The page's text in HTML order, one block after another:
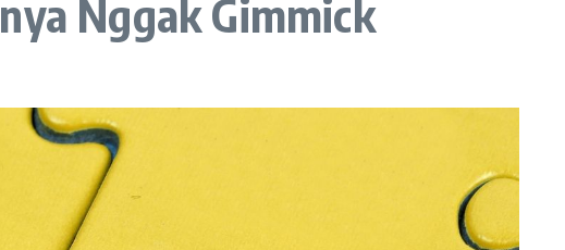
Nggak Gimmick